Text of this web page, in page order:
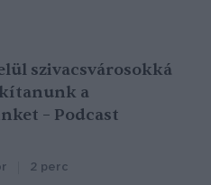
szivacsvárosokká
a
– Podcast
2 perc